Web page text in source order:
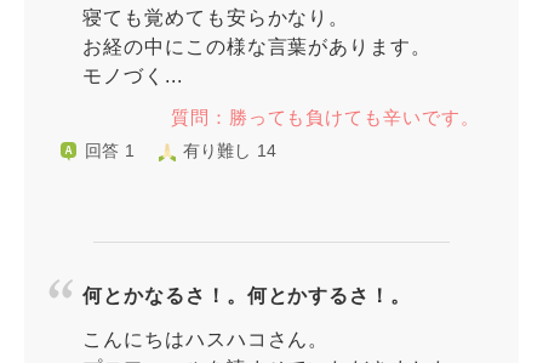
寝ても覚めても安らかなり。
お経の中にこの様な言葉があります。
モノづく...
質問：勝っても負けても辛いです。
回答 1 有り難し 14
何とかなるさ！。何とかするさ！。
こんにちはハスハコさん。